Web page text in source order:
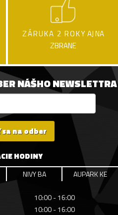
ZÁRUKA 2 ROKY AJ NA
ZBRANE
NÁŠHO NEWSLETTRA
na odber
HODINY
NIVY BA AUPARK KE
10:00 - 16:00
10:00 - 16:00